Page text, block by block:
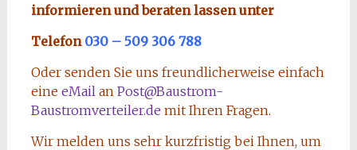
informieren und beraten lassen unter
Telefon 030 – 509 306 788
Oder senden Sie uns freundlicherweise einfach
eine eMail an Post@Baustrom-
Baustromverteiler.de mit Ihren Fragen.
Wir melden uns sehr kurzfristig bei Ihnen, um